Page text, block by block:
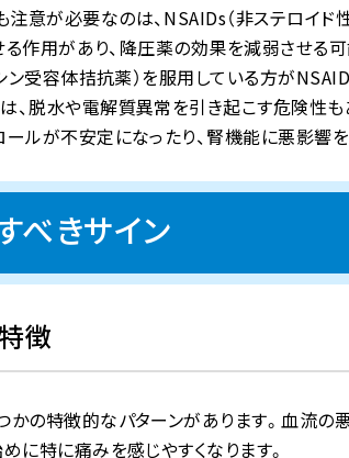
意が必要なのは、NSAIDs（非ステロイド
作用があり、降圧薬の効果を減弱させる可
ン受容体拮抗薬）を服用している方が
、脱水や電解質異常を引き起こす危険性も
ールが不安定になったり、腎機能に悪影響
べきサイン
徴
かの特徴的なパターンがあります。血流の
に特に痛みを感じやすくなります。